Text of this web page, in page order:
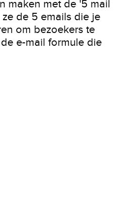
maken met de '5 mail
de 5 emails die je
om bezoekers te
e-mail formule die